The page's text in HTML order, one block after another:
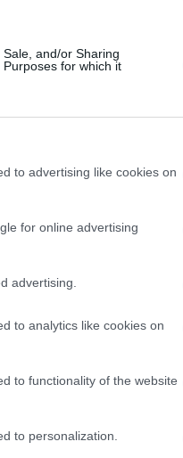
and/or Sharing
for which it
to advertising like cookies on
for online advertising
advertising.
to analytics like cookies on
to functionality of the website
to personalization.
non è sempre
momenti in
quei momenti
un
per cui ero
cominciato
cambiamenti
in modo più
prenditi un
semplice
altro metodo
non dico di
con chi